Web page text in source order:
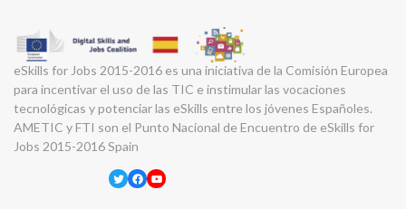
eSkills for Jobs 2015-2016 es una iniciativa de la Comisión Europea
para incentivar el uso de las TIC e instimular las vocaciones
tecnológicas y potenciar las eSkills entre los jóvenes Españoles.
AMETIC y FTI son el Punto Nacional de Encuentro de eSkills for
Jobs 2015-2016 Spain
Twitter
Facebook
YouTube